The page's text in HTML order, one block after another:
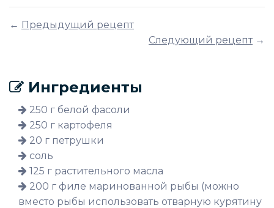
← Предыдущий рецепт
Следующий рецепт→
Ингредиенты
250 г белой фасоли
250 г картофеля
20 г петрушки
соль
125 г растительного масла
200 г филе маринованной рыбы (можно
вместо рыбы использовать отварную курятину